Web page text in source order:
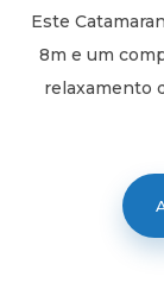
Este
8m e um
relaxamento